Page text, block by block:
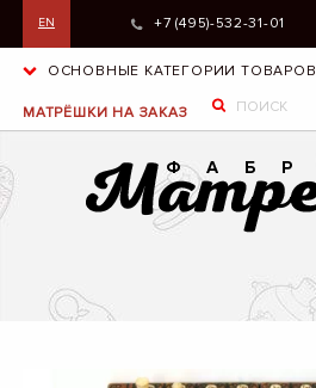
EN +7 (495)-532-31-01
ОСНОВНЫЕ КАТЕГОРИИ ТОВАРОВ
МАТРЁШКИ НА ЗАКАЗ